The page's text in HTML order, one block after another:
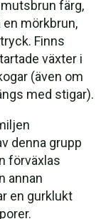
färg,
mörkbrun,
Finns
växter i
(även om
med stigar).
denna grupp
förväxlas
annan
en gurklukt